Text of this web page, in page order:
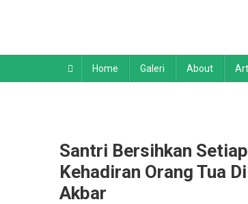
Home Galeri About
Santri Bersihkan
Kehadiran Orang Tua
Akbar